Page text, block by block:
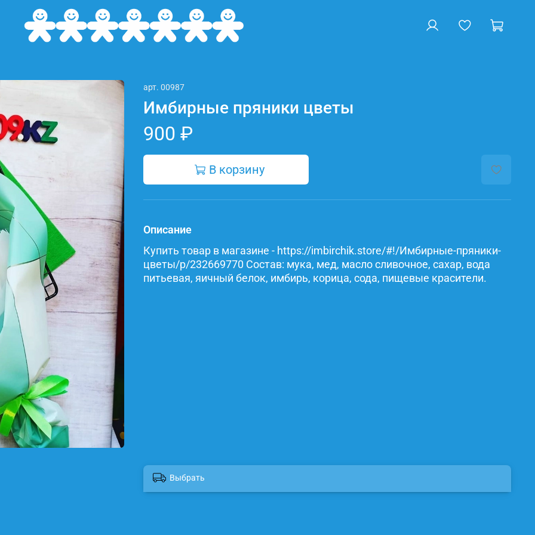
арт. 00987
Имбирные пряники цветы
900 ₽
В корзину
Описание
Купить товар в магазине - https://imbirchik.store/#!/Имбирные-пряники-
цветы/p/232669770 Состав: мука, мед, масло сливочное, сахар, вода
питьевая, яичный белок, имбирь, корица, сода, пищевые красители.
Выбрать